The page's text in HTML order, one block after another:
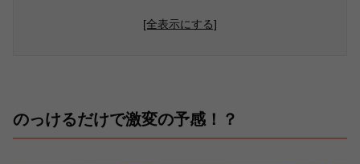
[全表示にする]
のっけるだけで激変の予感！？